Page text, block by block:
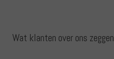
Wat klanten over ons zeggen